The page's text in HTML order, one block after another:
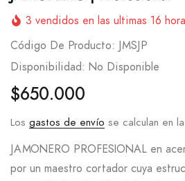
3 vendidos en las ultimas 16
Código De Producto:
JMSJP
Disponibilidad: No Disponible
$650.000
Los gastos de envío se calculan en
JAMONERO PROFESIONAL en
por un maestro cortador cuya